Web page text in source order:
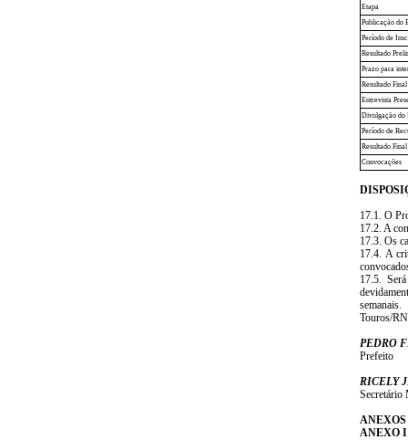
Etapa
Publicação do
Período de
Resultado
Prazo para
Resultado
Entrevista
Divulgação do
Período de
Resultado
Convocações
17.1. O
17.2. A
17.3. Os
17.4. A
17.5.
semanais.
Touros/
PEDRO
Prefeito
RICELY
Secretário
ANEXO